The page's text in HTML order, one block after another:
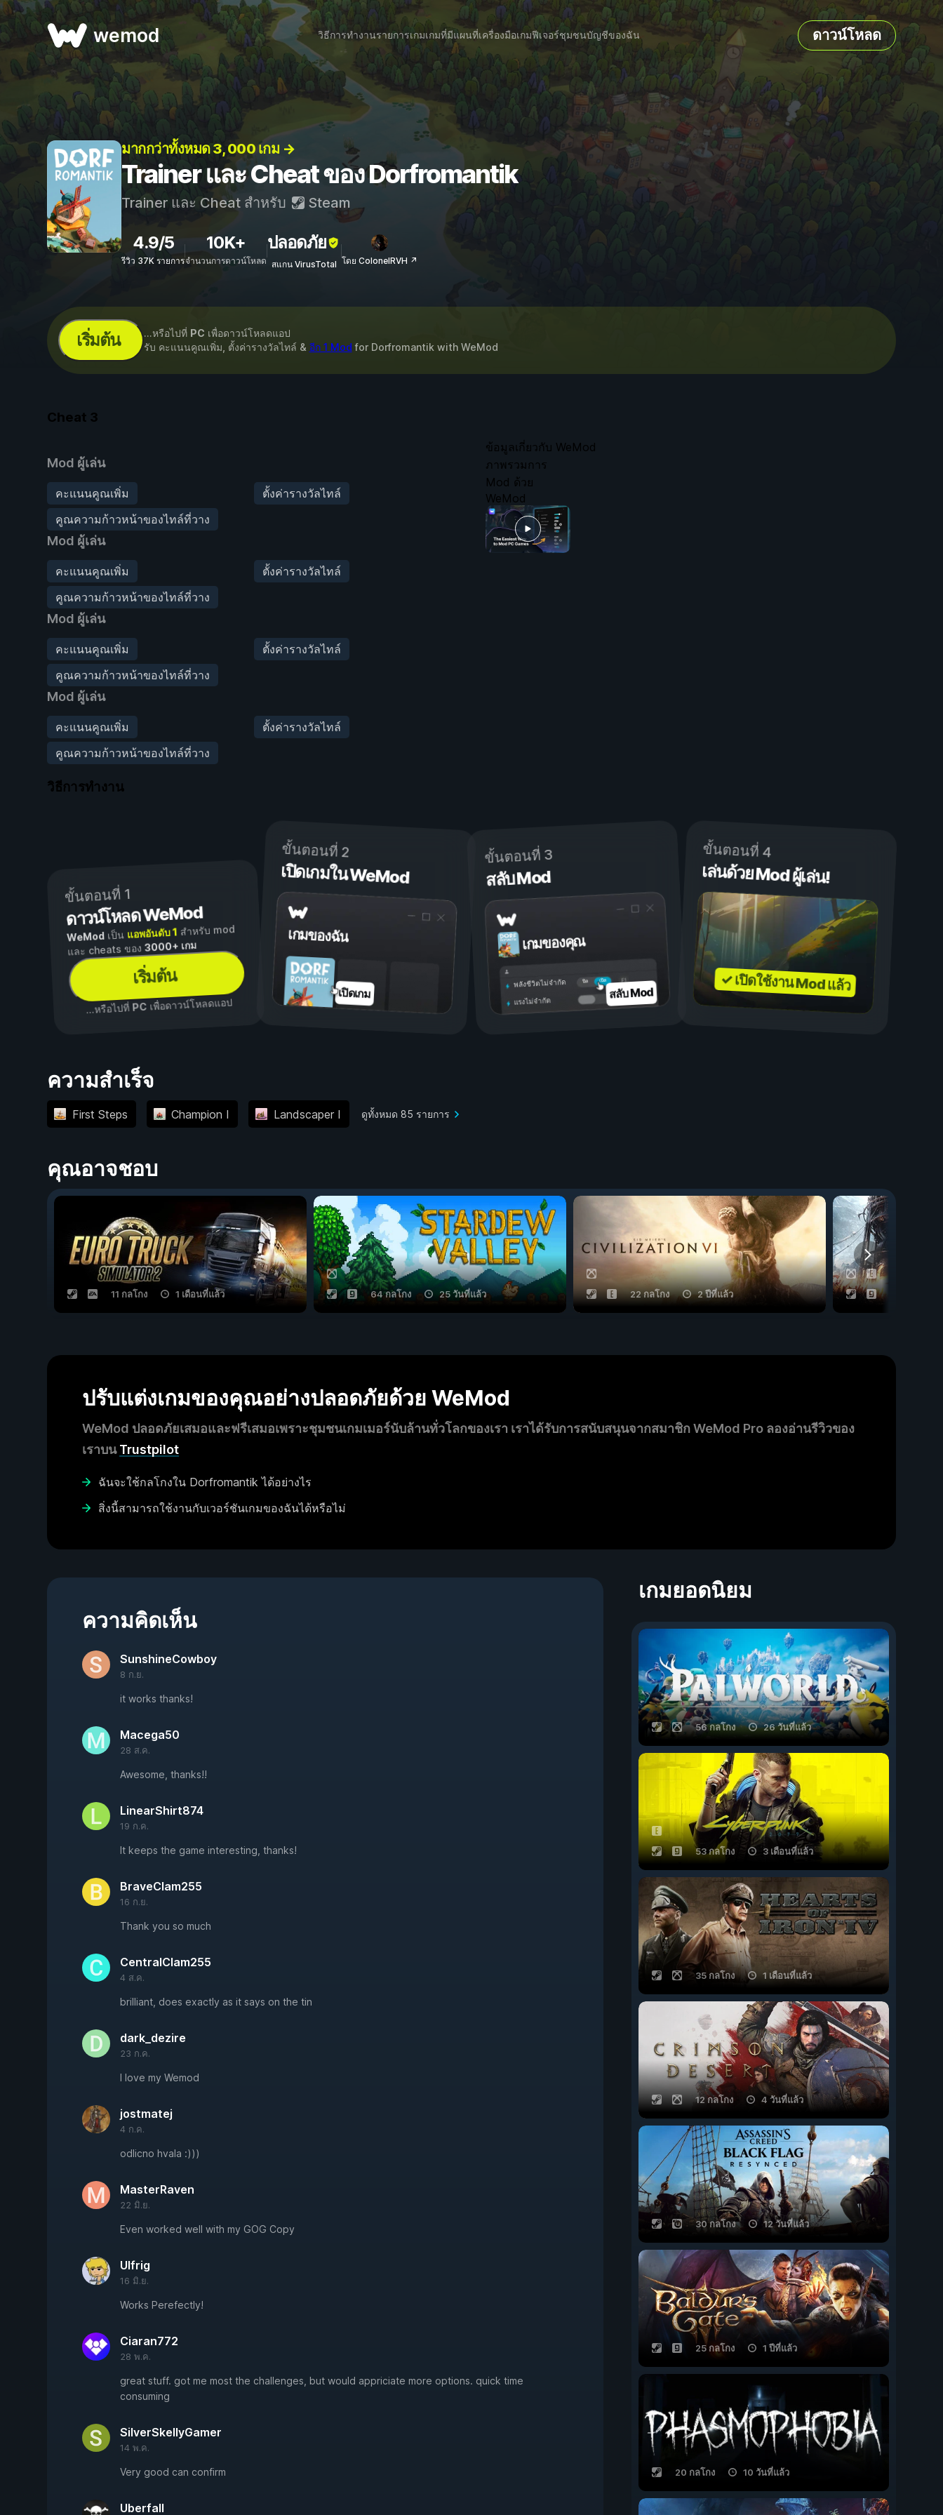
wemod วิธีการทำงานรายการเกมเกมที่มีแผนที่เครื่องมือเกมฟีเจอร์ชุมชนบัญชีของฉัน ดาวน์โหลด
มากกว่าทั้งหมด 3, 000 เกม →
Trainer และ Cheat ของ Dorfromantik
Trainer และ Cheat สำหรับ Steam
4.9/5
รีวิว 37K รายการ
10K+
จำนวนการดาวน์โหลด
ปลอดภัย
สแกน VirusTotal โดย ColonelRVH ↗
เริ่มต้น ...หรือไปที่ PC เพื่อดาวน์โหลดแอป
รับ คะแนนคูณเพิ่ม, ตั้งค่ารางวัลไทล์ & อีก 1 Mod for Dorfromantik with WeMod
Cheat 3
Mod ผู้เล่น
คะแนนคูณเพิ่ม
ตั้งค่ารางวัลไทล์
คูณความก้าวหน้าของไทล์ที่วาง
Mod ผู้เล่น
คะแนนคูณเพิ่ม
ตั้งค่ารางวัลไทล์
คูณความก้าวหน้าของไทล์ที่วาง
Mod ผู้เล่น
คะแนนคูณเพิ่ม
ตั้งค่ารางวัลไทล์
คูณความก้าวหน้าของไทล์ที่วาง
Mod ผู้เล่น
คะแนนคูณเพิ่ม
ตั้งค่ารางวัลไทล์
คูณความก้าวหน้าของไทล์ที่วาง
ข้อมูลเกี่ยวกับ WeMod
ภาพรวมการ
Mod ด้วย
WeMod
วิธีการทำงาน
ขั้นตอนที่ 1
ดาวน์โหลด WeMod
WeModเป็น แอพอันดับ 1 สำหรับ mod
และ cheats ของ3000+ เกม
เริ่มต้น
...หรือไปที่ PCเพื่อดาวน์โหลดแอป
ขั้นตอนที่ 2
เปิดเกมใน WeMod
เกมของฉัน
เปิดเกม
ขั้นตอนที่ 3
สลับ Mod
เกมของคุณ
เปิด
ปิด
พลังชีวิตไม่จำกัด
แรงไม่จำกัด สลับ Mod
ขั้นตอนที่ 4
เล่นด้วย Mod ผู้เล่น!
✓ เปิดใช้งาน Mod แล้ว
ความสำเร็จ
First Steps Champion I Landscaper I ดูทั้งหมด 85 รายการ
คุณอาจชอบ
11 กลโกง 1 เดือนที่แล้ว 64 กลโกง 25 วันที่แล้ว 22 กลโกง 2 ปีที่แล้ว
ปรับแต่งเกมของคุณอย่างปลอดภัยด้วย WeMod
WeMod ปลอดภัยเสมอและฟรีเสมอเพราะชุมชนเกมเมอร์นับล้านทั่วโลกของเรา เราได้รับการสนับสนุนจากสมาชิก WeMod Pro ลองอ่านรีวิวของ
เราบนTrustpilot
ฉันจะใช้กลโกงใน Dorfromantik ได้อย่างไร
สิ่งนี้สามารถใช้งานกับเวอร์ชันเกมของฉันได้หรือไม่
ความคิดเห็น
SunshineCowboy
8 ก.ย.
it works thanks!
Macega50
28 ส.ค.
Awesome, thanks!!
LinearShirt874
19 ก.ค.
It keeps the game interesting, thanks!
BraveClam255
16 ก.ย.
Thank you so much
CentralClam255
4 ส.ค.
brilliant, does exactly as it says on the tin
dark_dezire
23 ก.ค.
I love my Wemod
jostmatej
4 ก.ค.
odlicno hvala :)))
MasterRaven
22 มิ.ย.
Even worked well with my GOG Copy
Ulfrig
16 มิ.ย.
Works Perefectly!
Ciaran772
28 พ.ค.
great stuff. got me most the challenges, but would appriciate more options. quick time
consuming
SilverSkellyGamer
14 พ.ค.
Very good can confirm
Uberfall
เกมยอดนิยม
56 กลโกง 26 วันที่แล้ว
53 กลโกง 3 เดือนที่แล้ว
35 กลโกง 1 เดือนที่แล้ว
12 กลโกง 4 วันที่แล้ว
30 กลโกง 12 วันที่แล้ว
25 กลโกง 1 ปีที่แล้ว
20 กลโกง 10 วันที่แล้ว